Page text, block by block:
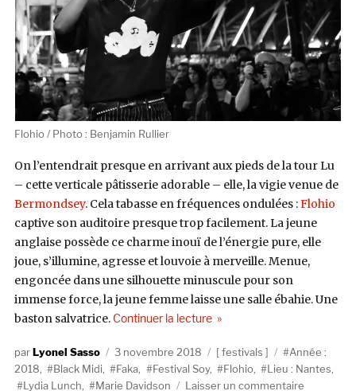
Flohio / Photo : Benjamin Rullier
On l’entendrait presque en arrivant aux pieds de la tour Lu
– cette verticale pâtisserie adorable – elle, la vigie venue de
Bermondsey. Cela tabasse en fréquences ondulées :Flohio
captive son auditoire presque trop facilement. La jeune
anglaise possède ce charme inouï de l’énergie pure, elle
joue, s’illumine, agresse et louvoie à merveille. Menue,
engoncée dans une silhouette minuscule pour son
immense force, la jeune femme laisse une salle ébahie. Une
baston salvatrice. Continuer la lecturede « Nos nuits à Nantes, au
AuteurLyonel Sasso
Publié
le
3 novembre 2018 Catégories
festivals Étiquettes
Année :
2018
Black Midi Faka Festival Soy, Flohio Lieu : Nantes
Lydia Lunch
Marie Davidson Laisser un commentaire